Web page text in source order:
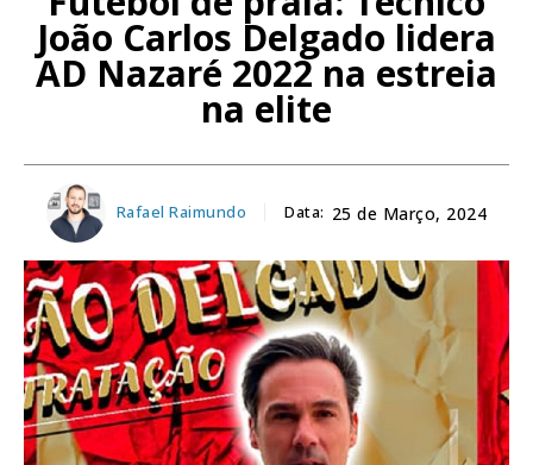
João Carlos Delgado lidera
AD Nazaré 2022 na estreia
na elite
Rafael Raimundo Data: 25 de Março, 2024